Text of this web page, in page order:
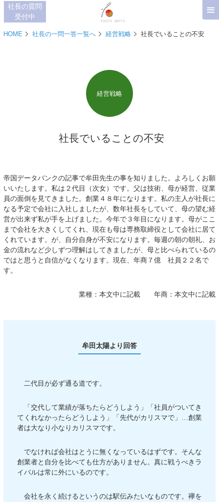
社長の質問
受付中
≡
HOME 社長の一問一答一覧へ 経営戦略 社長でいることの不安
経営戦略
社長でいることの不安
帝国データバンクの記事で牟田先生の事を知りました。よろしくお願
いいたします。私は２代目（次女）です。父は技術、母が経営、従業
員の面倒を見てきました。創業４８年になります。私の主人が社長に
なる予定で会社に入社しましたが、数年社長をしていて、母の望む経
営が出来ず私が手を上げました。今年で３年目になります。母がここ
まで会社を大きくしてくれ、現在も母は専務取締役として会社に居て
くれています。が、自分自身が不安になります。毎週の朝の朝礼、お
金の流れなど少しずつ理解はしてきましたが、母と比べられているの
ではと思うと自信がなくなります。現在、年商７億 社員２２名で
す。
業種： 本文中に記載 年商： 本文中に記載
牟田太陽より回答
二代目が必ず通る道です。
「交代して業績が落ちたらどうしよう」「社員がついてき
てくれなかったらどうしよう」「先代がカリスマで」…創業
者は大なり小なりカリスマです。
でなければ会社はとうに無くなっているはずです。そんな
創業者と自分を比べても仕方がありません。真に戦うべきラ
イバルは常に外にいるのです。
会社を永く続けるというのは駅伝みたいなものです。襷を